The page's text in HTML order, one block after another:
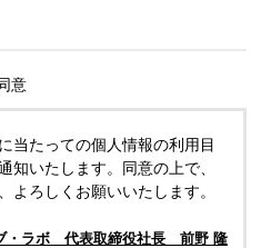
意
当たっての個人情報の利用目
知いたします。同意の上で、
よろしくお願いいたします。
・ラボ 代表取締役社長 前野 隆